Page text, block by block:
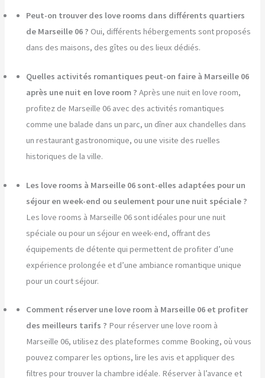
Peut-on trouver des love rooms dans différents quartiers
de Marseille 06 ? Oui, différents hébergements sont proposés
dans des maisons, des gîtes ou des lieux dédiés.
Quelles activités romantiques peut-on faire à Marseille 06
après une nuit en love room ? Après une nuit en love room,
profitez de Marseille 06 avec des activités romantiques
comme une balade dans un parc, un dîner aux chandelles dans
un restaurant gastronomique, ou une visite des ruelles
historiques de la ville.
Les love rooms à Marseille 06 sont-elles adaptées pour un
séjour en week-end ou seulement pour une nuit spéciale ?
Les love rooms à Marseille 06 sont idéales pour une nuit
spéciale ou pour un séjour en week-end, offrant des
équipements de détente qui permettent de profiter d’une
expérience prolongée et d’une ambiance romantique unique
pour un court séjour.
Comment réserver une love room à Marseille 06 et profiter
des meilleurs tarifs ? Pour réserver une love room à
Marseille 06, utilisez des plateformes comme Booking, où vous
pouvez comparer les options, lire les avis et appliquer des
filtres pour trouver la chambre idéale. Réserver à l’avance et